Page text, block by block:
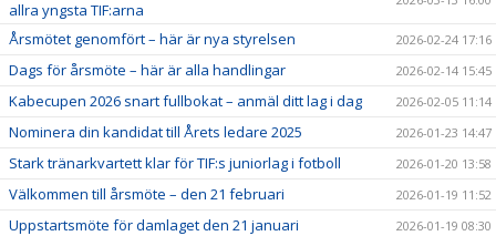
allra yngsta TIF:arna
Årsmötet genomfört – här är nya styrelsen 2026-02-24 17:16
Dags för årsmöte – här är alla handlingar 2026-02-14 15:45
Kabecupen 2026 snart fullbokat – anmäl ditt lag i dag 2026-02-05 11:14
Nominera din kandidat till Årets ledare 2025 2026-01-23 14:47
Stark tränarkvartett klar för TIF:s juniorlag i fotboll 2026-01-20 13:58
Välkommen till årsmöte – den 21 februari 2026-01-19 11:52
Uppstartsmöte för damlaget den 21 januari 2026-01-19 08:30